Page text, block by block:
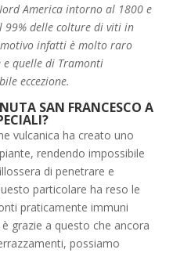
America intorno al 1800 e
delle colture di viti in
infatti è molto raro
quelle di Tramonti
eccezione.
SAN FRANCESCO A
vulcanica ha creato uno
rendendo impossibile
di penetrare e
particolare ha reso le
praticamente immuni
è grazie a questo che ancora
possiamo